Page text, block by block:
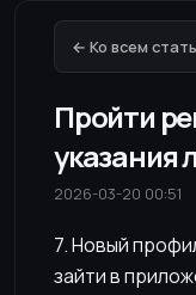
← Ко всем
Пройти
указания
2026-03-20 00:51
7. Новый
зайти в